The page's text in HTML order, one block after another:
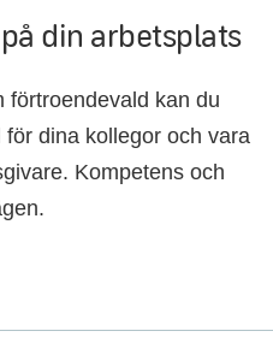
din arbetsplats
förtroendevald kan du
dina kollegor och vara
Kompetens och